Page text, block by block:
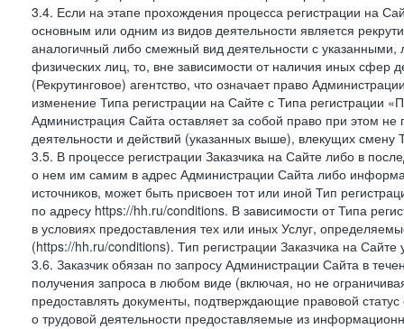
3.4. Если на этапе прохождения процесса регистрации на
основным или одним из видов деятельности является
аналогичный либо смежный вид деятельности с
физических лиц, то, вне зависимости от наличия иных сфер
(Рекрутинговое) агентство, что означает право
изменение Типа регистрации на Сайте с Типа регистрации
Администрация Сайта оставляет за собой право при этом не
деятельности и действий (указанных выше), влекущих смену
3.5. В процессе регистрации Заказчика на Сайте либо в
о нем им самим в адрес Администрации Сайта либо
источников, может быть присвоен тот или иной Тип
по адресу https://hh.ru/conditions. В зависимости от Типа
в условиях предоставления тех или иных Услуг,
(https://hh.ru/conditions). Тип регистрации Заказчика на
3.6. Заказчик обязан по запросу Администрации Сайта в
получения запроса в любом виде (включая, но не
предоставлять документы, подтверждающие правовой
о трудовой деятельности предоставляемые из